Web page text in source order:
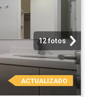
12 fotos
ACTUALIZADO